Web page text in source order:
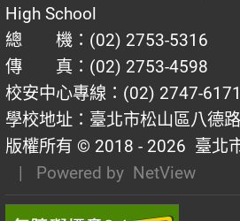
High School
總 機：(02) 2753-5316
傳 真：(02) 2753-4598
校安中心專線：(02) 2747-6171
學校地址：臺北市松山區八德
版權所有 © 2018 - 2026 臺北
| Powered by NetView